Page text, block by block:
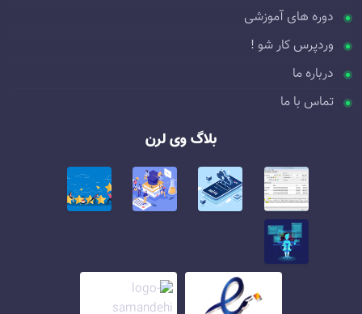
دوره های آموزشی
وردپرس کار شو !
درباره ما
تماس با ما
بلاگ وی لرن